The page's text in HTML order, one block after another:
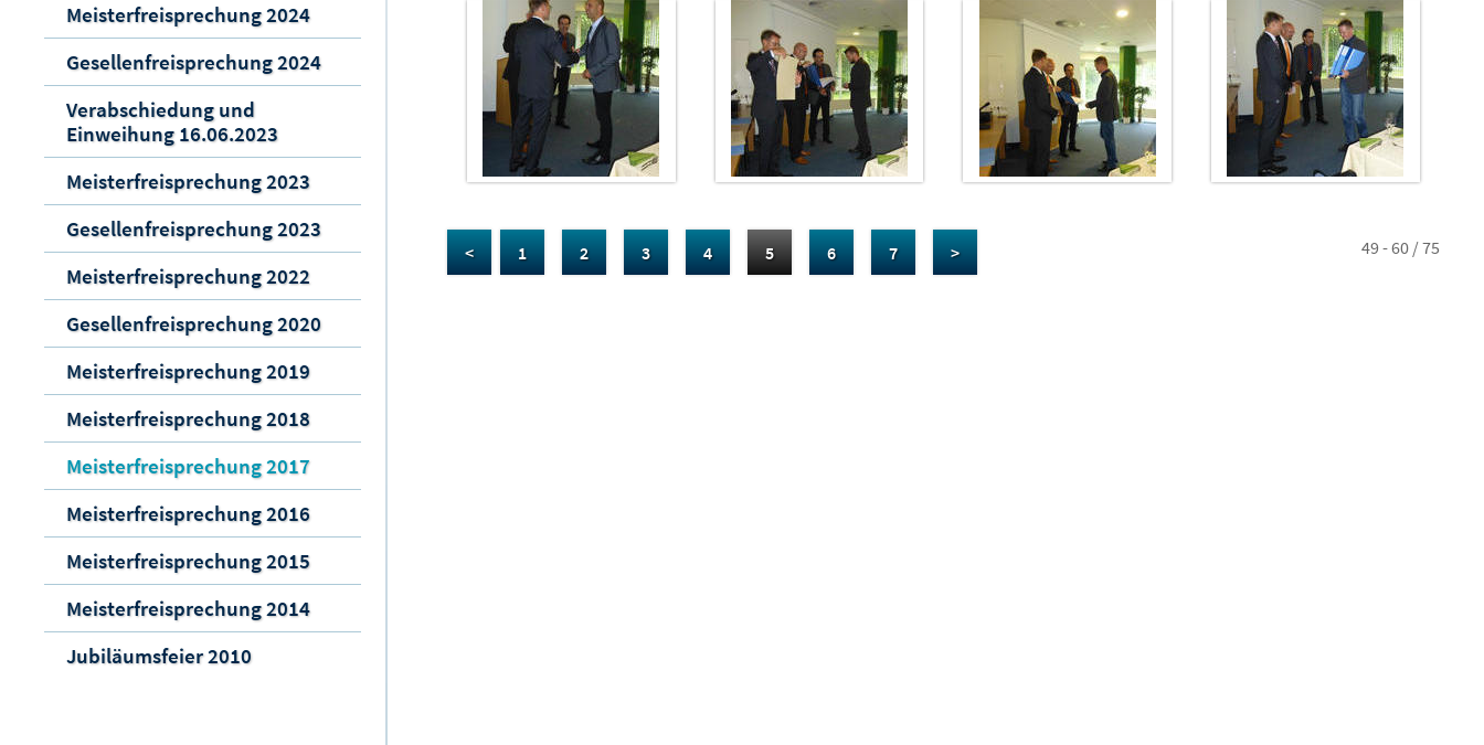
Meisterfreisprechung 2024
Gesellenfreisprechung 2024
Verabschiedung und
Einweihung 16.06.2023
Meisterfreisprechung 2023
Gesellenfreisprechung 2023
Meisterfreisprechung 2022
Gesellenfreisprechung 2020
Meisterfreisprechung 2019
Meisterfreisprechung 2018
Meisterfreisprechung 2017
Meisterfreisprechung 2016
Meisterfreisprechung 2015
Meisterfreisprechung 2014
Jubiläumsfeier 2010
< 1 2 3 4 5 6 7 > 49 - 60 / 75